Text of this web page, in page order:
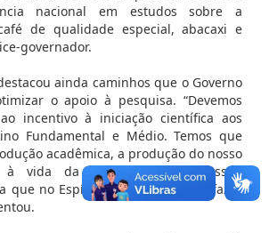
nacional em estudos sobre a
de qualidade especial, abacaxi e
governador.
ainda caminhos que o Governo
o apoio à pesquisa. “Devemos
incentivo à iniciação científica aos
Fundamental e Médio. Temos que
acadêmica, a produção do nosso
à vida da população, pois assim
que no Espírito Santo possamos fazer